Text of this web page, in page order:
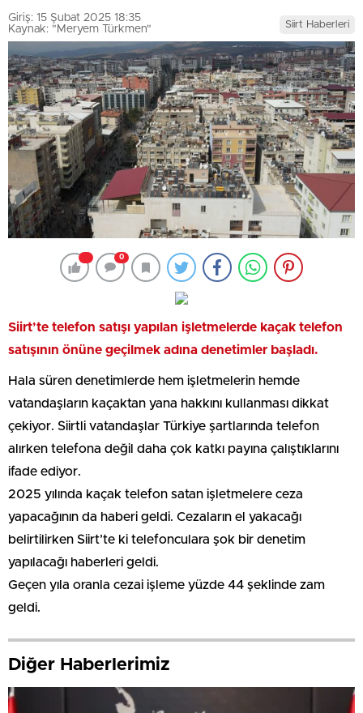
Giriş: 15 Şubat 2025 18:35
Kaynak: "Meryem Türkmen"
Siirt Haberleri
0
Siirt’te telefon satışı yapılan işletmelerde kaçak telefon
satışının önüne geçilmek adına denetimler başladı.
Hala süren denetimlerde hem işletmelerin hemde
vatandaşların kaçaktan yana hakkını kullanması dikkat
çekiyor. Siirtli vatandaşlar Türkiye şartlarında telefon
alırken telefona değil daha çok katkı payına çalıştıklarını
ifade ediyor.
2025 yılında kaçak telefon satan işletmelere ceza
yapacağının da haberi geldi. Cezaların el yakacağı
belirtilirken Siirt’te ki telefonculara şok bir denetim
yapılacağı haberleri geldi.
Geçen yıla oranla cezai işleme yüzde 44 şeklinde zam
geldi.
Diğer Haberlerimiz